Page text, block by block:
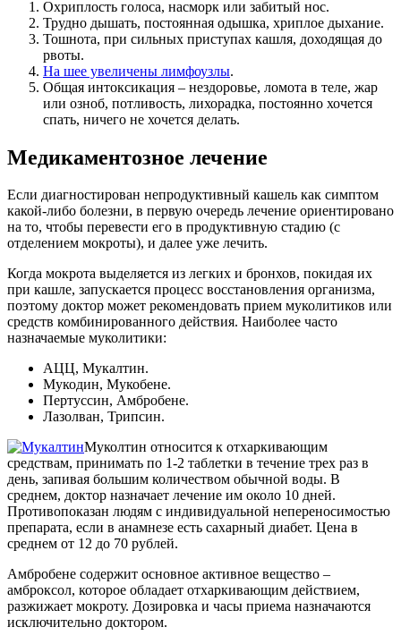
Охриплость голоса, насморк или забитый нос.
Трудно дышать, постоянная одышка, хриплое дыхание.
Тошнота, при сильных приступах кашля, доходящая до
рвоты.
На шее увеличены лимфоузлы.
Общая интоксикация – нездоровье, ломота в теле, жар
или озноб, потливость, лихорадка, постоянно хочется
спать, ничего не хочется делать.
Медикаментозное лечение
Если диагностирован непродуктивный кашель как симптом
какой-либо болезни, в первую очередь лечение ориентировано
на то, чтобы перевести его в продуктивную стадию (с
отделением мокроты), и далее уже лечить.
Когда мокрота выделяется из легких и бронхов, покидая их
при кашле, запускается процесс восстановления организма,
поэтому доктор может рекомендовать прием муколитиков или
средств комбинированного действия. Наиболее часто
назначаемые муколитики:
АЦЦ, Мукалтин.
Мукодин, Мукобене.
Пертуссин, Амбробене.
Лазолван, Трипсин.
Муколтин относится к отхаркивающим
средствам, принимать по 1-2 таблетки в течение трех раз в
день, запивая большим количеством обычной воды. В
среднем, доктор назначает лечение им около 10 дней.
Противопоказан людям с индивидуальной непереносимостью
препарата, если в анамнезе есть сахарный диабет. Цена в
среднем от 12 до 70 рублей.
Амбробене содержит основное активное вещество –
амброксол, которое обладает отхаркивающим действием,
разжижает мокроту. Дозировка и часы приема назначаются
исключительно доктором.